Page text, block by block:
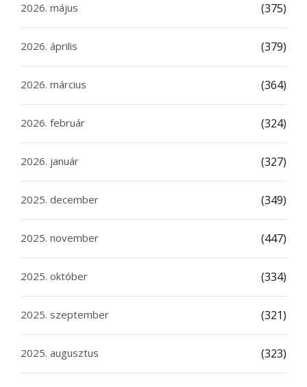
2026. május (375)
2026. április (379)
2026. március (364)
2026. február (324)
2026. január (327)
2025. december (349)
2025. november (447)
2025. október (334)
2025. szeptember (321)
2025. augusztus (323)